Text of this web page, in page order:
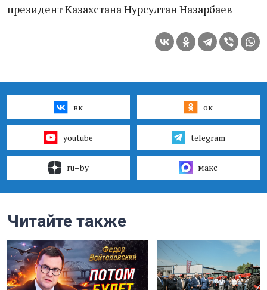
президент Казахстана Нурсултан Назарбаев
вк ок
youtube telegram
ru–by макс
Читайте также